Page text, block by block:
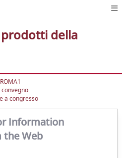
della
a congresso
Information
the Web